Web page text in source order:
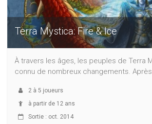
Terra Mystica: Fire & Ice
À travers les âges, les peuples de Terra
connu de nombreux changements.
2 à 5 joueurs
à partir de 12 ans
Sortie : oct. 2014